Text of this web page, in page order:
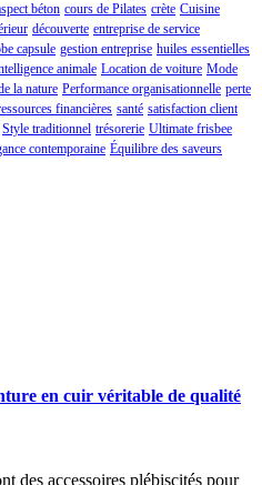
béton cours de Pilates crète Cuisine
découverte entreprise de service
capsule gestion entreprise huiles essentielles
animale Location de voiture Mode
la nature Performance organisationnelle perte
financières santé satisfaction client
Style traditionnel trésorerie Ultimate frisbee
contemporaine Équilibre des saveurs
en cuir véritable de qualité
des accessoires plébiscités pour